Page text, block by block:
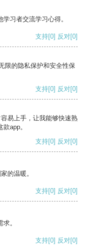
习者交流学习心得。
支持[0] 反对[0]
限的隐私保护和安全性保
支持[0] 反对[0]
易上手，让我能够快速熟
app。
支持[0] 反对[0]
的温暖。
支持[0] 反对[0]
。
支持[0] 反对[0]